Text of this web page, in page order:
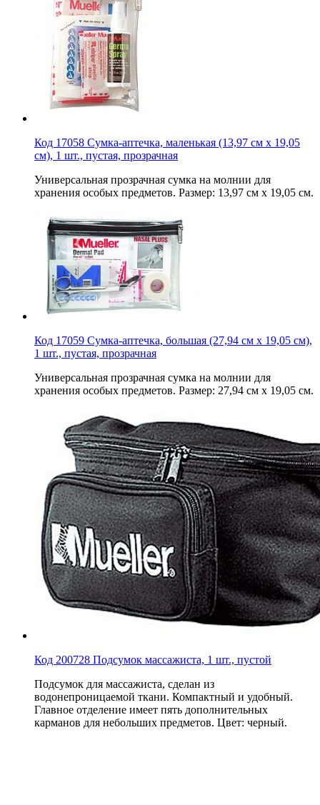
Код 17058 Сумка-аптечка, маленькая (13,97 см х 19,05
см), 1 шт., пустая, прозрачная
Универсальная прозрачная сумка на молнии для
хранения особых предметов. Размер: 13,97 см х 19,05 см.
Код 17059 Сумка-аптечка, большая (27,94 см х 19,05 см),
1 шт., пустая, прозрачная
Универсальная прозрачная сумка на молнии для
хранения особых предметов. Размер: 27,94 см х 19,05 см.
Код 200728 Подсумок массажиста, 1 шт., пустой
Подсумок для массажиста, сделан из
водонепроницаемой ткани. Компактный и удобный.
Главное отделение имеет пять дополнительных
карманов для небольших предметов. Цвет: черный.